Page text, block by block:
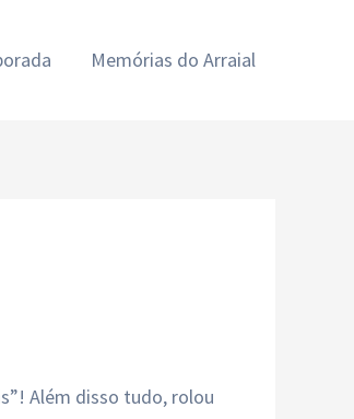
Memórias do Arraial
Além disso tudo, rolou